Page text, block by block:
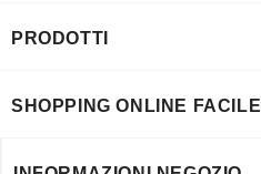
PRODOTTI
SHOPPING ONLINE FACILE